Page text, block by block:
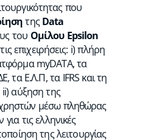
που
τηςData
του Ομίλου Epsilon
επιχειρήσεις: i) πλήρη
myDATA, τα
τα Ε.Λ.Π, τα IFRS και τη
αύξηση της
μέσω πληθώρας
τις ελληνικές
της λειτουργίας